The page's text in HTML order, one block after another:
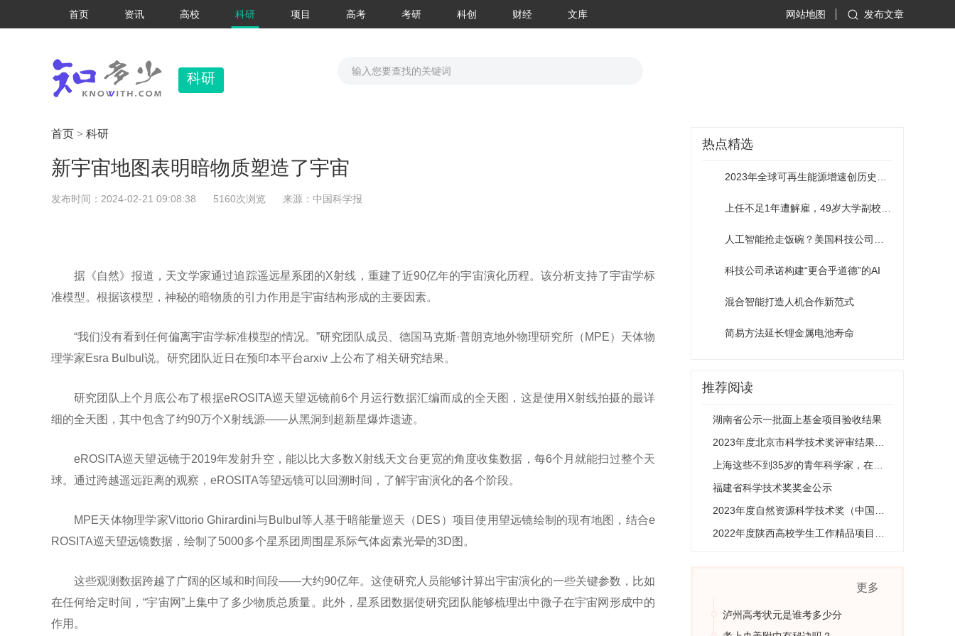
首页 资讯 高校 科研 项目 高考 考研 科创 财经 文库 网站地图 发布文章
科研
首页 > 科研
新宇宙地图表明暗物质塑造了宇宙
发布时间：2024-02-21 09:08:38 5160次浏览 来源：中国科学报
据《自然》报道，天文学家通过追踪遥远星系团的X射线，重建了近90亿年的宇宙演化历程。该分析支持了宇宙学标
准模型。根据该模型，神秘的暗物质的引力作用是宇宙结构形成的主要因素。
“我们没有看到任何偏离宇宙学标准模型的情况。”研究团队成员、德国马克斯·普朗克地外物理研究所（MPE）天体物
理学家Esra Bulbul说。研究团队近日在预印本平台arxiv 上公布了相关研究结果。
研究团队上个月底公布了根据eROSITA巡天望远镜前6个月运行数据汇编而成的全天图，这是使用X射线拍摄的最详
细的全天图，其中包含了约90万个X射线源——从黑洞到超新星爆炸遗迹。
eROSITA巡天望远镜于2019年发射升空，能以比大多数X射线天文台更宽的角度收集数据，每6个月就能扫过整个天
球。通过跨越遥远距离的观察，eROSITA等望远镜可以回溯时间，了解宇宙演化的各个阶段。
MPE天体物理学家Vittorio Ghirardini与Bulbul等人基于暗能量巡天（DES）项目使用望远镜绘制的现有地图，结合e
ROSITA巡天望远镜数据，绘制了5000多个星系团周围星系际气体卤素光晕的3D图。
这些观测数据跨越了广阔的区域和时间段——大约90亿年。这使研究人员能够计算出宇宙演化的一些关键参数，比如
在任何给定时间，“宇宙网”上集中了多少物质总质量。此外，星系团数据使研究团队能够梳理出中微子在宇宙网形成中的
作用。
热点精选
科技公司承诺构建“更合乎道德”的AI
混合智能打造人机合作新范式
简易方法延长锂金属电池寿命
推荐阅读
湖南省公示一批面上基金项目验收结果
福建省科学技术奖奖金公示
更多
泸州高考状元是谁考多少分